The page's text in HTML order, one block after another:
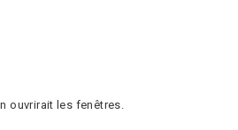
ouvrirait les fenêtres.